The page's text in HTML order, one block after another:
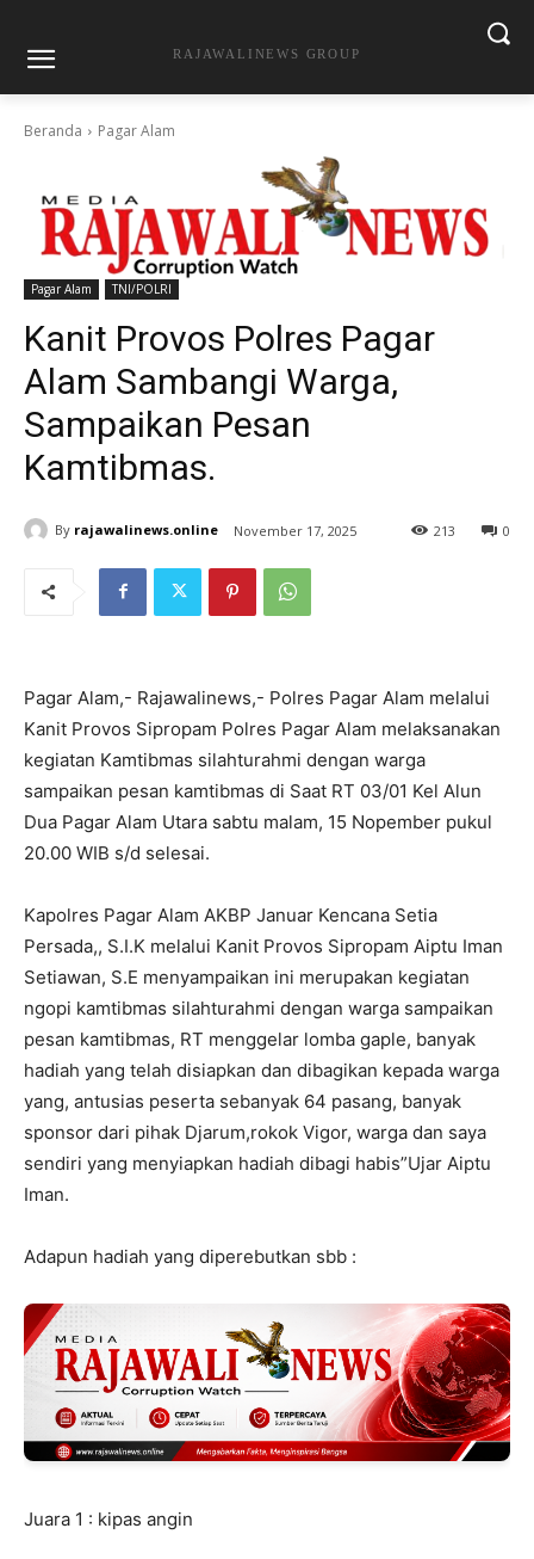
RAJAWALINEWS GROUP
Beranda Pagar Alam
Pagar Alam TNI/POLRI
Kanit Provos Polres Pagar
Alam Sambangi Warga,
Sampaikan Pesan
Kamtibmas.
By rajawalinews.online November 17, 2025 0
213
Pagar Alam,- Rajawalinews,- Polres Pagar Alam melalui
Kanit Provos Sipropam Polres Pagar Alam melaksanakan
kegiatan Kamtibmas silahturahmi dengan warga
sampaikan pesan kamtibmas di Saat RT 03/01 Kel Alun
Dua Pagar Alam Utara sabtu malam, 15 Nopember pukul
20.00 WIB s/d selesai.
Kapolres Pagar Alam AKBP Januar Kencana Setia
Persada,, S.I.K melalui Kanit Provos Sipropam Aiptu Iman
Setiawan, S.E menyampaikan ini merupakan kegiatan
ngopi kamtibmas silahturahmi dengan warga sampaikan
pesan kamtibmas, RT menggelar lomba gaple, banyak
hadiah yang telah disiapkan dan dibagikan kepada warga
yang, antusias peserta sebanyak 64 pasang, banyak
sponsor dari pihak Djarum,rokok Vigor, warga dan saya
sendiri yang menyiapkan hadiah dibagi habis”Ujar Aiptu
Iman.
Adapun hadiah yang diperebutkan sbb :
Juara 1 : kipas angin